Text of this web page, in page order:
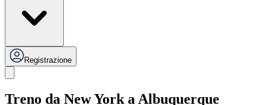
Registrazione
Treno da New York a Albuquerque